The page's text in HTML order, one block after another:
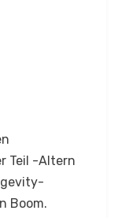
Teil -Altern
Boom.